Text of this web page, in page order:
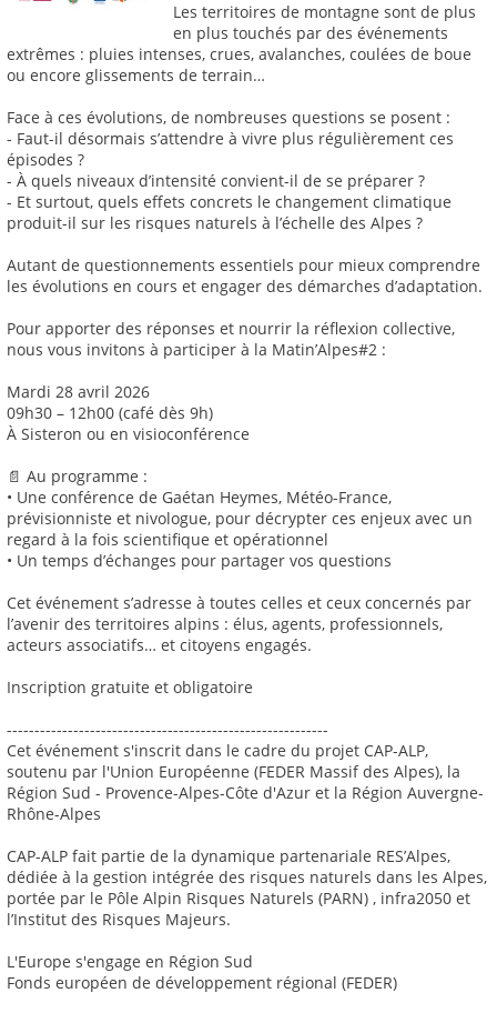
Les territoires de montagne sont de plus
en plus touchés par des événements
extrêmes : pluies intenses, crues, avalanches, coulées de boue
ou encore glissements de terrain…
Face à ces évolutions, de nombreuses questions se posent :
- Faut-il désormais s’attendre à vivre plus régulièrement ces
épisodes ?
- À quels niveaux d’intensité convient-il de se préparer ?
- Et surtout, quels effets concrets le changement climatique
produit-il sur les risques naturels à l’échelle des Alpes ?
Autant de questionnements essentiels pour mieux comprendre
les évolutions en cours et engager des démarches d’adaptation.
Pour apporter des réponses et nourrir la réflexion collective,
nous vous invitons à participer à la Matin’Alpes#2 :
Mardi 28 avril 2026
09h30 – 12h00 (café dès 9h)
À Sisteron ou en visioconférence
📄 Au programme :
• Une conférence de Gaétan Heymes, Météo-France,
prévisionniste et nivologue, pour décrypter ces enjeux avec un
regard à la fois scientifique et opérationnel
• Un temps d’échanges pour partager vos questions
Cet événement s’adresse à toutes celles et ceux concernés par
l’avenir des territoires alpins : élus, agents, professionnels,
acteurs associatifs… et citoyens engagés.
Inscription gratuite et obligatoire
----------------------------------------------------------
Cet événement s'inscrit dans le cadre du projet CAP-ALP,
soutenu par l'Union Européenne (FEDER Massif des Alpes), la
Région Sud - Provence-Alpes-Côte d'Azur et la Région Auvergne-
Rhône-Alpes
CAP-ALP fait partie de la dynamique partenariale RES’Alpes,
dédiée à la gestion intégrée des risques naturels dans les Alpes,
portée par le Pôle Alpin Risques Naturels (PARN) , infra2050 et
l’Institut des Risques Majeurs.
L'Europe s'engage en Région Sud
Fonds européen de développement régional (FEDER)